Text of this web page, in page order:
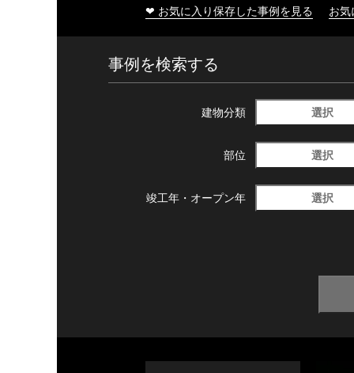
❤ お気に入り保存した事例を見る お
事例を検索する
建物分類 選択
部位 選択
竣工年・ オープン年 選択